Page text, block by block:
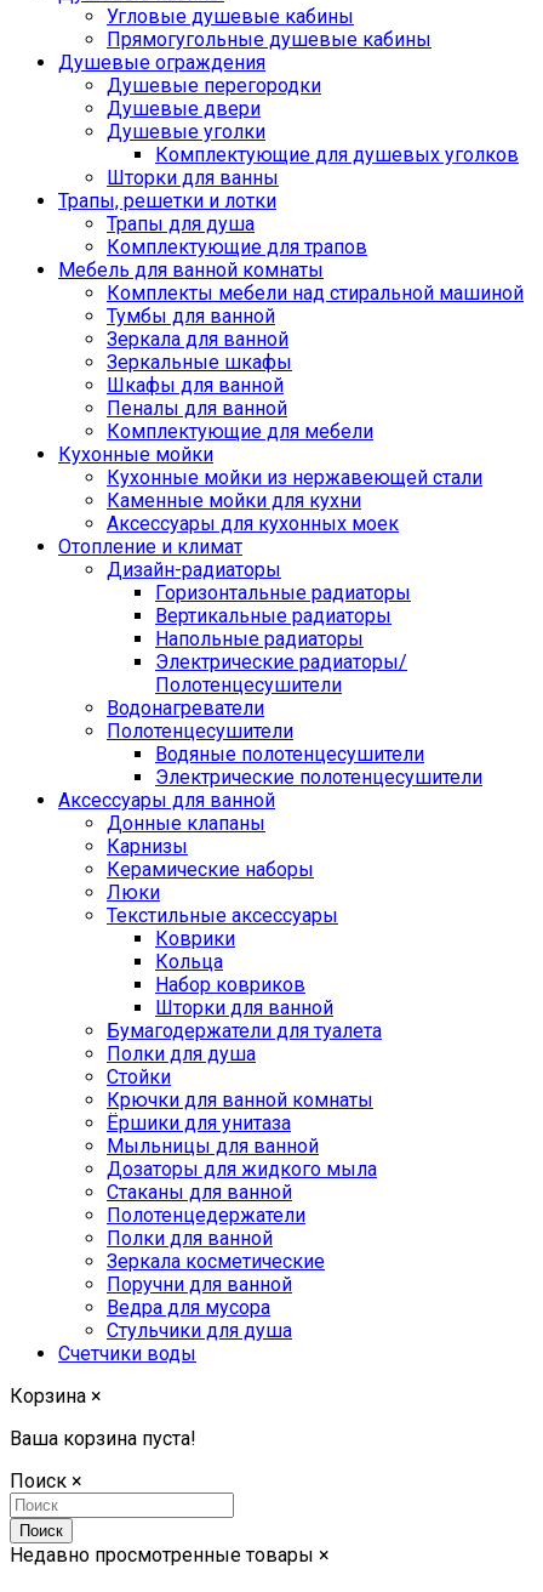
Угловые душевые кабины
Прямогугольные душевые кабины
Душевые ограждения
Душевые перегородки
Душевые двери
Душевые уголки
Комплектующие для душевых уголков
Шторки для ванны
Трапы, решетки и лотки
Трапы для душа
Комплектующие для трапов
Мебель для ванной комнаты
Комплекты мебели над стиральной машиной
Тумбы для ванной
Зеркала для ванной
Зеркальные шкафы
Шкафы для ванной
Пеналы для ванной
Комплектующие для мебели
Кухонные мойки
Кухонные мойки из нержавеющей стали
Каменные мойки для кухни
Аксессуары для кухонных моек
Отопление и климат
Дизайн-радиаторы
Горизонтальные радиаторы
Вертикальные радиаторы
Напольные радиаторы
Электрические радиаторы/
Полотенцесушители
Водонагреватели
Полотенцесушители
Водяные полотенцесушители
Электрические полотенцесушители
Аксессуары для ванной
Донные клапаны
Карнизы
Керамические наборы
Люки
Текстильные аксессуары
Коврики
Кольца
Набор ковриков
Шторки для ванной
Бумагодержатели для туалета
Полки для душа
Стойки
Крючки для ванной комнаты
Ёршики для унитаза
Мыльницы для ванной
Дозаторы для жидкого мыла
Стаканы для ванной
Полотенцедержатели
Полки для ванной
Зеркала косметические
Поручни для ванной
Ведра для мусора
Стульчики для душа
Счетчики воды
Корзина ×
Ваша корзина пуста!
Поиск ×
Поиск
Недавно просмотренные товары ×